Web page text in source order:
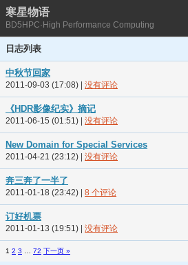
寒星物语
BD5HPC·High Performance Computing
日志列表
中秋节回家
2011-09-03 (17:08) 没有评论
《HDR影像纪实》摘记
2011-06-15 (01:51) 没有评论
New Domain for Special Services
2011-04-21 (23:12) 没有评论
奔三奔了一半了
2011-01-18 (23:42) 8 个评论
订好机票
2011-01-13 (19:51) 没有评论
1 2 3 72 下一页 »